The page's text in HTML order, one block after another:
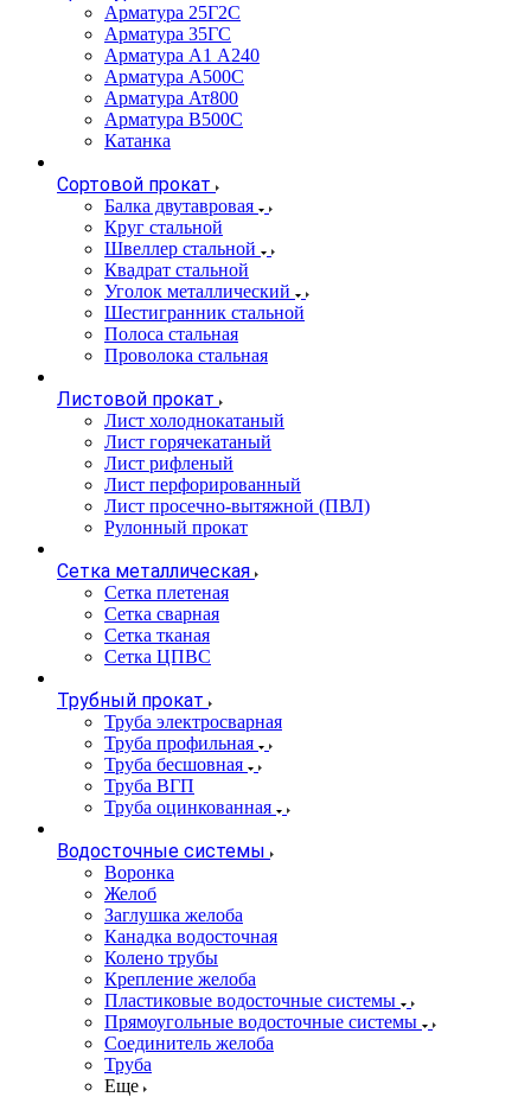
Арматура 25Г2С
Арматура 35ГС
Арматура А1 А240
Арматура А500С
Арматура Ат800
Арматура В500С
Катанка
Сортовой прокат
Балка двутавровая
Круг стальной
Швеллер стальной
Квадрат стальной
Уголок металлический
Шестигранник стальной
Полоса стальная
Проволока стальная
Листовой прокат
Лист холоднокатаный
Лист горячекатаный
Лист рифленый
Лист перфорированный
Лист просечно-вытяжной (ПВЛ)
Рулонный прокат
Сетка металлическая
Сетка плетеная
Сетка сварная
Сетка тканая
Сетка ЦПВС
Трубный прокат
Труба электросварная
Труба профильная
Труба бесшовная
Труба ВГП
Труба оцинкованная
Водосточные системы
Воронка
Желоб
Заглушка желоба
Канадка водосточная
Колено трубы
Крепление желоба
Пластиковые водосточные системы
Прямоугольные водосточные системы
Соединитель желоба
Труба
Еще